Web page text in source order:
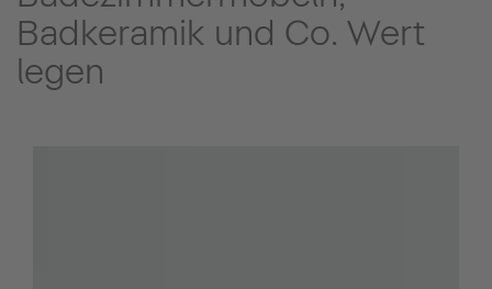
Badkeramik und Co. Wert
legen